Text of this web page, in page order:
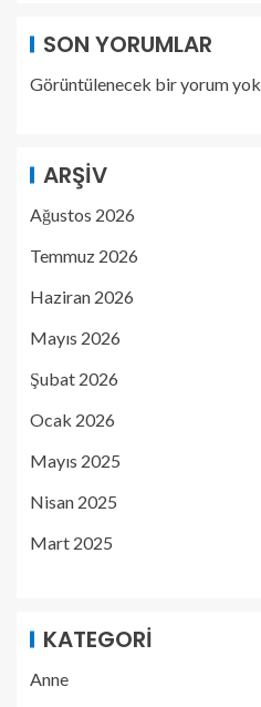
SON YORUMLAR
Görüntülenecek bir yorum yok.
ARŞIV
Ağustos 2026
Temmuz 2026
Haziran 2026
Mayıs 2026
Şubat 2026
Ocak 2026
Mayıs 2025
Nisan 2025
Mart 2025
KATEGORI
Anne